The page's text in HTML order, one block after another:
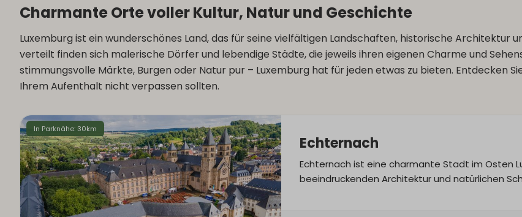
Charmante Orte voller Kultur, Natur und Geschichte
Luxemburg ist ein wunderschönes Land, das für seine vielfältigen Landschaften, historische Architektur
verteilt finden sich malerische Dörfer und lebendige Städte, die jeweils ihren eigenen Charme und
stimmungsvolle Märkte, Burgen oder Natur pur – Luxemburg hat für jeden etwas zu bieten. Entdecken
Ihrem Aufenthalt nicht verpassen sollten.
In Parknähe: 30km
Echternach
Echternach ist eine charmante Stadt im Osten
beeindruckenden Architektur und natürlichen